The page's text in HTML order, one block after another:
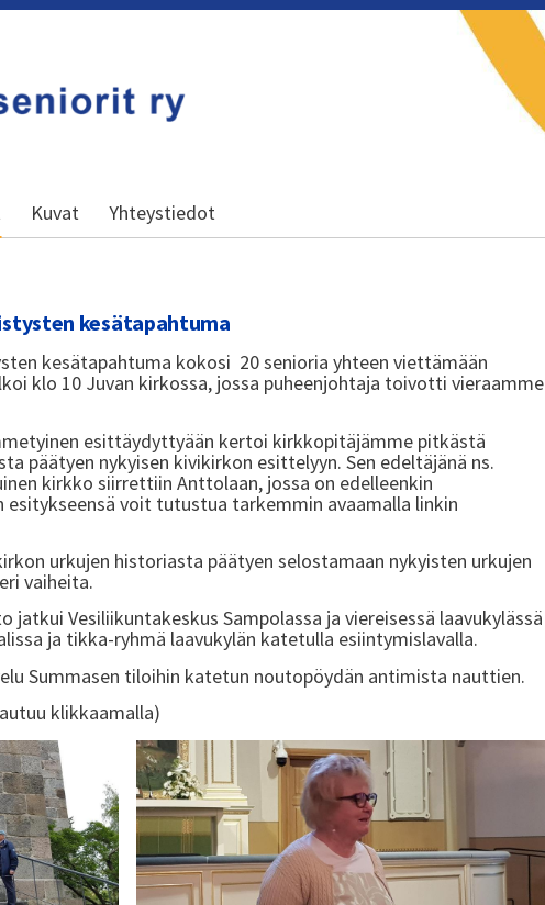
Kuvat Yhteystiedot
kesätapahtuma
kesätapahtuma kokosi 20 senioria yhteen viettämään
klo 10 Juvan kirkossa, jossa puheenjohtaja toivotti vieraamme
esittäydyttyään kertoi kirkkopitäjämme pitkästä
päätyen nykyisen kivikirkon esittelyyn. Sen edeltäjänä ns.
kirkko siirrettiin Anttolaan, jossa on edelleenkin
esitykseensä voit tutustua tarkemmin avaamalla linkin
urkujen historiasta päätyen selostamaan nykyisten urkujen
vaiheita.
jatkui Vesiliikuntakeskus Sampolassa ja viereisessä laavukylässä
ja tikka-ryhmä laavukylän katetulla esiintymislavalla.
Summasen tiloihin katetun noutopöydän antimista nauttien.
klikkaamalla)